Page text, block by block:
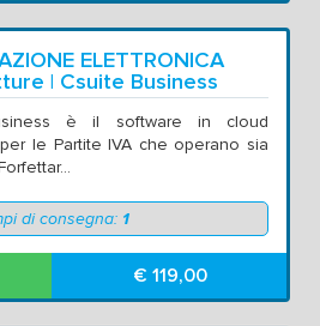
ELETTRONICA
| Csuite Business
è il software in cloud
le Partite IVA che operano sia
di consegna: 1
€ 119,00